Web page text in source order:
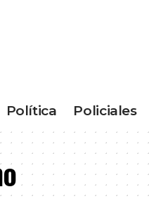
Política Policiales